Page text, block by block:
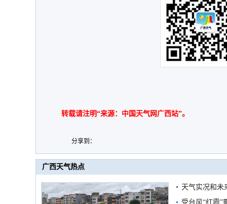
转载请注明“来源：中国天气网广西站”。
分享到：
广西天气热点
天气实况和未
受台风“红霞”